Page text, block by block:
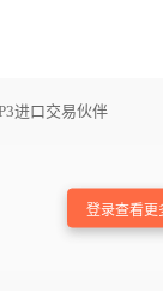
进口交易伙伴
登录查看更